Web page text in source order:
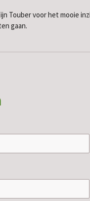
Touber voor het mooie
gaan.